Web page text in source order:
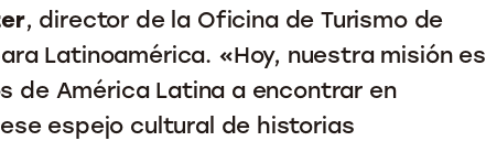
, director de la Oficina de Turismo de
Latinoamérica. «Hoy, nuestra misión es
de América Latina a encontrar en
espejo cultural de historias